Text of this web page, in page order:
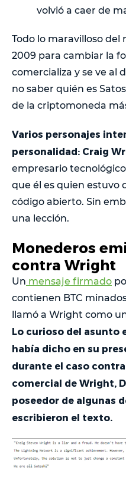
volvió a caer de
Todo lo maravilloso
2009 para cambiar la
comercializa y se ve al
no saber quién es
de la criptomoneda
Varios personajes
personalidad: Craig
empresario
que él es quien estuvo
código abierto. Sin
una lección.
Monederos
contra Wright
Un mensaje firmado
contienen BTC
llamó a Wright como
Lo curioso del asunto
había dicho en su
durante el caso
comercial de Wright,
poseedor de algunas
escribieron el texto.